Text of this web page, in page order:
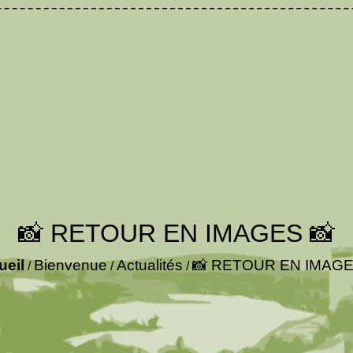
📸 RETOUR EN IMAGES 📸
/Bienvenue /Actualités /📸 RETOUR EN